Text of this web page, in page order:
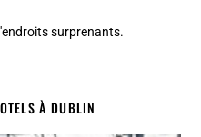
surprenants.
À DUBLIN